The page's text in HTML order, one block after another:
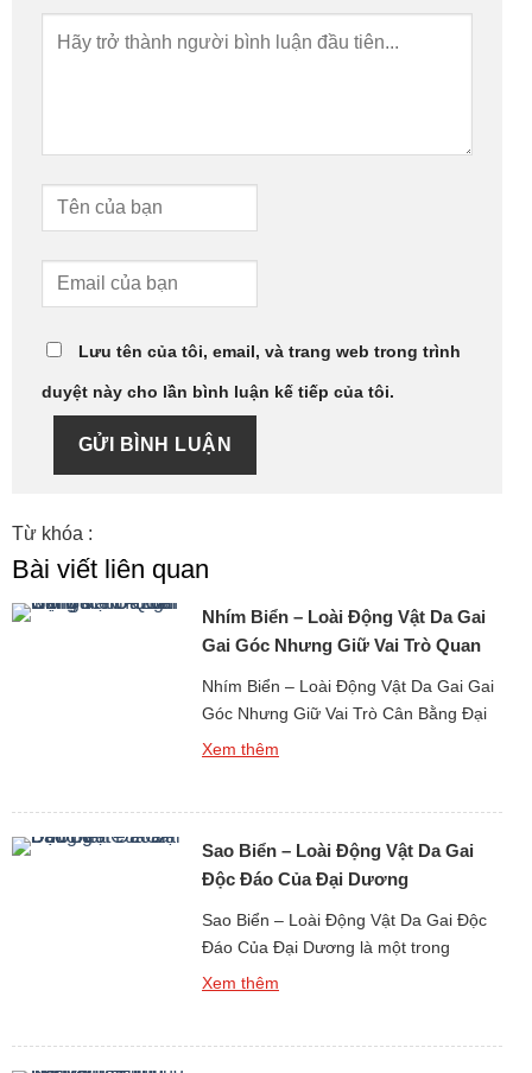
Lưu tên của tôi, email, và trang web trong trình
duyệt này cho lần bình luận kế tiếp của tôi.
GỬI BÌNH LUẬN
Từ khóa :
Bài viết liên quan
Nhím Biển – Loài Động Vật Da Gai
Gai Góc Nhưng Giữ Vai Trò Quan
Nhím Biển – Loài Động Vật Da Gai Gai
Góc Nhưng Giữ Vai Trò Cân Bằng Đại
Dương là một sinh vật biển quen thuộc
cần một bước chân sơ ý khi […]
Xem thêm
Sao Biển – Loài Động Vật Da Gai
Độc Đáo Của Đại Dương
Sao Biển – Loài Động Vật Da Gai Độc
Đáo Của Đại Dương là một trong
những hình ảnh quen thuộc và mang
Xem thêm